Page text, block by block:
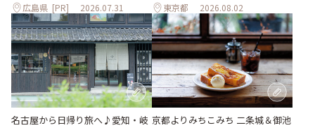
広島県 [PR] 2026.07.31 東京都 2026.08.02
名古屋から日帰り旅へ♪愛知・岐 京都よりみちこみち 二条城＆御池